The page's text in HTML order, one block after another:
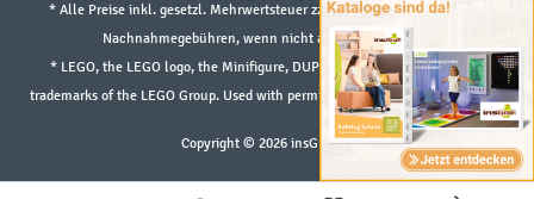
* Alle Preise inkl. gesetzl. Mehrwertsteuer zzgl.Versandkostenund ggf.
Nachnahmegebühren, wenn nicht anders angegeben.
* LEGO, the LEGO logo, the Minifigure, DUPLO, and the SPIKE logo are
trademarks of the LEGO Group. Used with permission. ©2026 The LEGO Group
Copyright © 2026 insGraf.de